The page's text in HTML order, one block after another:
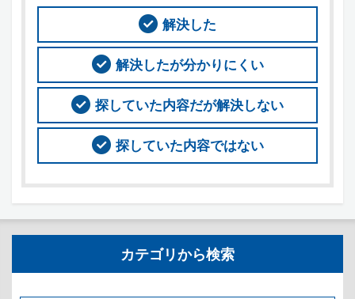
解決した
解決したが分かりにくい
探していた内容だが解決しない
探していた内容ではない
カテゴリから検索